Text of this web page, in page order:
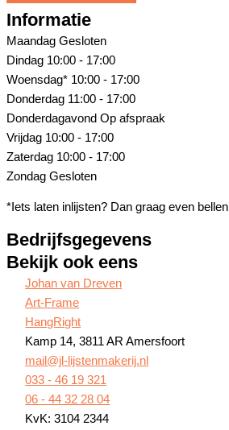
Informatie
Maandag Gesloten
Dindag 10:00 - 17:00
Woensdag* 10:00 - 17:00
Donderdag 11:00 - 17:00
Donderdagavond Op afspraak
Vrijdag 10:00 - 17:00
Zaterdag 10:00 - 17:00
Zondag Gesloten
*Iets laten inlijsten? Dan graag even bellen
Bedrijfsgegevens
Bekijk ook eens
Johan van Dreven
Art-Frame
HangRight
Kamp 14, 3811 AR Amersfoort
mail@jl-lijstenmakerij.nl
033 - 46 19 321
06 - 44 32 28 04
KvK: 3104 2344